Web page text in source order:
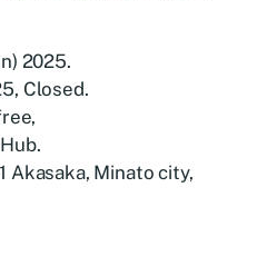
2025.
Closed.
Akasaka, Minato city,